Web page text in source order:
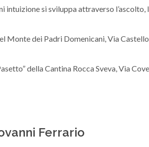
si sviluppa attraverso l’ascolto,
Monte dei Padri Domenicani, Via
della Cantina Rocca Sveva, Via
Ferrario